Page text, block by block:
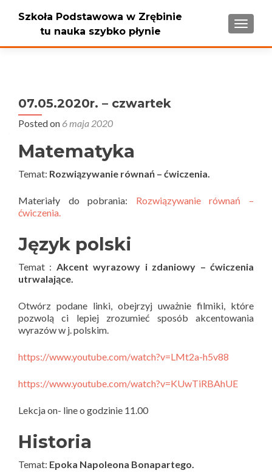
Szkoła Podstawowa w Zrębinie
tu nauka szybko płynie
07.05.2020r. – czwartek
Posted on 6 maja 2020
Matematyka
Temat: Rozwiązywanie równań – ćwiczenia.
Materiały do pobrania: Rozwiązywanie równań –
ćwiczenia.
Język polski
Temat : Akcent wyrazowy i zdaniowy – ćwiczenia
utrwalające.
Otwórz podane linki, obejrzyj uważnie filmiki, które
pozwolą ci lepiej zrozumieć sposób akcentowania
wyrazów w j. polskim.
https://www.youtube.com/watch?v=LMt2a-h5v88
https://www.youtube.com/watch?v=KUwTiRBAhUE
Lekcja on- line o godzinie 11.00
Historia
Temat: Epoka Napoleona Bonapartego.